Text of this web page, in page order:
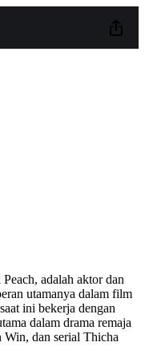
adalah aktor dan
utamanya dalam film
ini bekerja dengan
dalam drama remaja
Win, dan serial Thicha